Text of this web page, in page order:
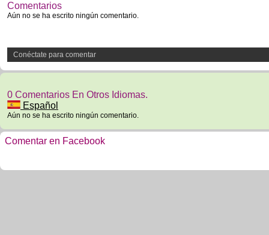
Comentarios
Aún no se ha escrito ningún comentario.
Conéctate para comentar
0 Comentarios En Otros Idiomas.
Español
Aún no se ha escrito ningún comentario.
Comentar en Facebook